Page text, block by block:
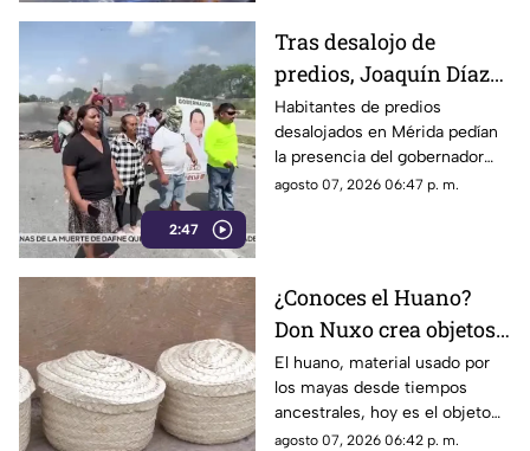
2:47
Tras desalojo de
predios, Joaquín Díaz
Mena mostró
desinterés por
problemáticas del
pueblo
Habitantes de predios
desalojados en Mérida pedían
la presencia del gobernador
Joaquín Díaz Mena, pero dejó
agosto 07, 2026 06:47 p. m.
¿Conoces el Huano?
Don Nuxo crea objetos
a partir de este material
ancestral en Yucatán
(+Video)
El huano, material usado por
los mayas desde tiempos
ancestrales, hoy es el objeto
de trabajo para don Nuxo.
agosto 07, 2026 06:42 p. m.